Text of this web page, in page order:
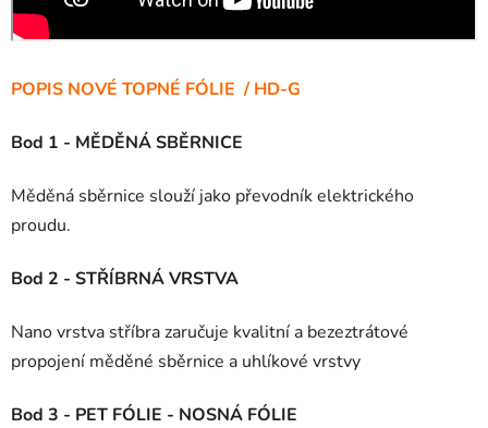
POPIS NOVÉ TOPNÉ FÓLIE / HD-G
Bod 1 - MĚDĚNÁ SBĚRNICE
Měděná sběrnice slouží jako převodník elektrického
proudu.
Bod 2 - STŘÍBRNÁ VRSTVA
Nano vrstva stříbra zaručuje kvalitní a bezeztrátové
propojení měděné sběrnice a uhlíkové vrstvy
Bod 3 - PET FÓLIE - NOSNÁ FÓLIE